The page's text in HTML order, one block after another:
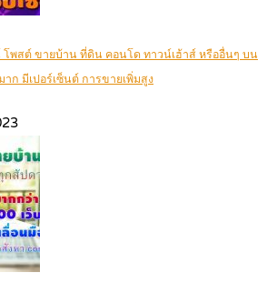
พสต์ ขายบ้าน ที่ดิน คอนโด ทาวน์เฮ้าส์ หรืออื่นๆ บน
าก มีเปอร์เซ็นต์ การขายเพิ่มสูง